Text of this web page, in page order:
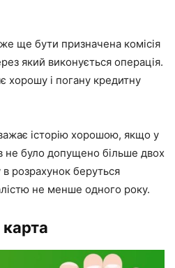
ще бути призначена комісія
який виконується операція.
хорошу і погану кредитну
історію хорошою, якщо у
не було допущено більше двох
розрахунок беруться
не менше одного року.